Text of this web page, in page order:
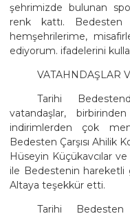
şehrimizde bulunan
renk kattı. Bedesten
hemşehrilerime,
ediyorum. ifadelerini
VATAHNDAŞLAR
Tarihi
vatandaşlar,
indirimlerden çok
Bedesten Çarşısı Ahilik
Hüseyin Küçükavcılar
ile Bedestenin hareketli
Altaya teşekkür etti.
Tarihi Bedesten